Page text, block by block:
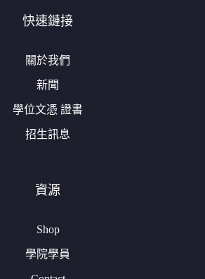
快速鏈接
關於我們
新聞
學位文憑 證書
招生訊息
資源
Shop
學院學員